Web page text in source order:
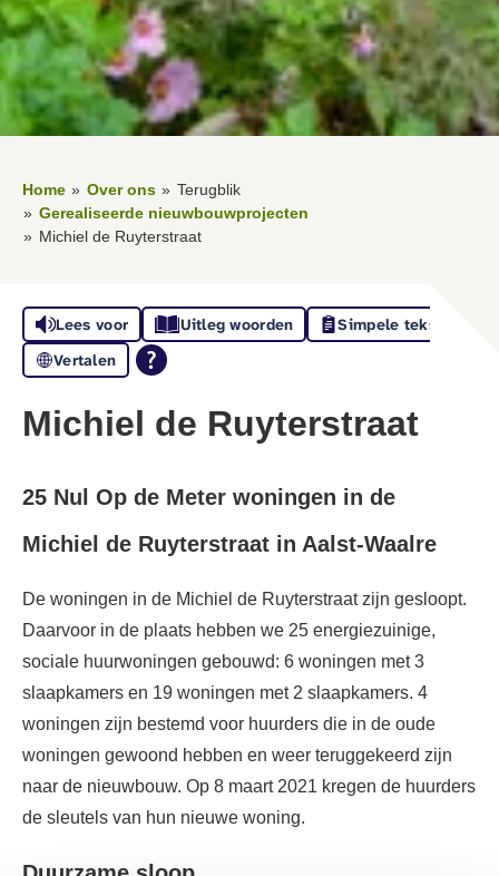
Home Over ons
Terugblik
Gerealiseerde nieuwbouwprojecten
Michiel de Ruyterstraat
Lees voor Uitleg woorden
Simpele tekst
Vertalen
Michiel de Ruyterstraat
25 Nul Op de Meter woningen in de
Michiel de Ruyterstraat in Aalst-Waalre
De woningen in de Michiel de Ruyterstraat zijn gesloopt.
Daarvoor in de plaats hebben we 25 energiezuinige,
sociale huurwoningen gebouwd: 6 woningen met 3
slaapkamers en 19 woningen met 2 slaapkamers. 4
woningen zijn bestemd voor huurders die in de oude
woningen gewoond hebben en weer teruggekeerd zijn
naar de nieuwbouw. Op 8 maart 2021 kregen de huurders
de sleutels van hun nieuwe woning.